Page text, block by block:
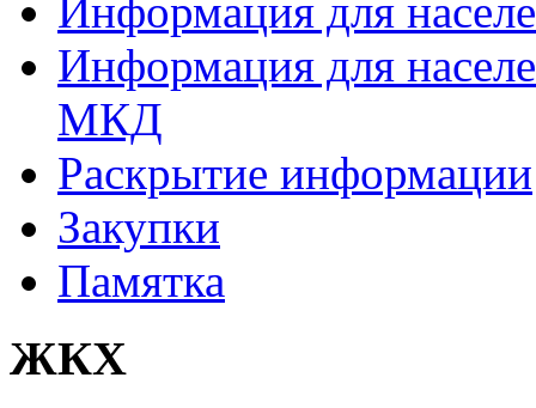
Информация для
Информация для
МКД
Раскрытие информации
Закупки
Памятка
ЖКХ